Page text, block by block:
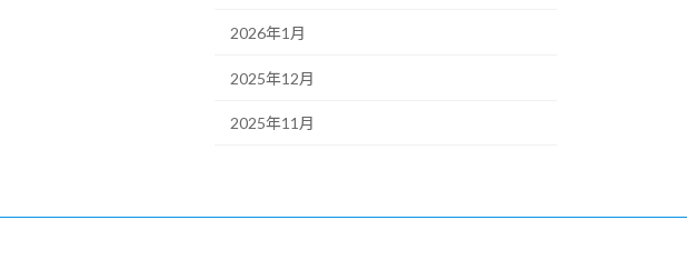
2026年1月
2025年12月
2025年11月